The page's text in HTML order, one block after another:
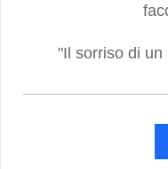
"Il sorriso di un